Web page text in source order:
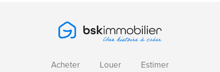
Acheter Louer
Estimer